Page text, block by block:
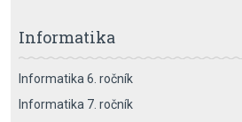
Informatika
Informatika 6. ročník
Informatika 7. ročník